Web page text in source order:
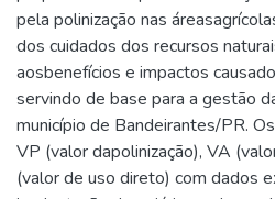
pela polinização nas
dos cuidados dos recursos
aosbenefícios e impactos
servindo de base para a gestão
município de Bandeirantes/PR.
VP (valor dapolinização), VA
(valor de uso direto) com dados